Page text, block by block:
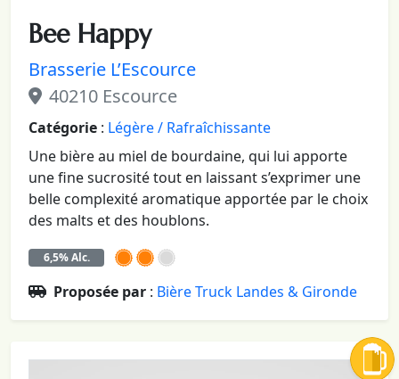
Bee Happy
Brasserie L’Escource
40210 Escource
Catégorie : Légère / Rafraîchissante
Une bière au miel de bourdaine, qui lui apporte
une fine sucrosité tout en laissant s’exprimer une
belle complexité aromatique apportée par le choix
des malts et des houblons.
6,5% Alc.
Proposée par : Bière Truck Landes & Gironde